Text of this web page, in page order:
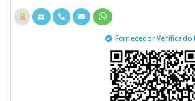
Fornecedor Verificado